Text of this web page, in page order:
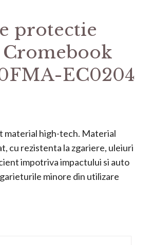
protectie
EC0204
material high-tech. Material
cu rezistenta la zgariere, uleiuri
impotriva impactului si auto
minore din utilizare